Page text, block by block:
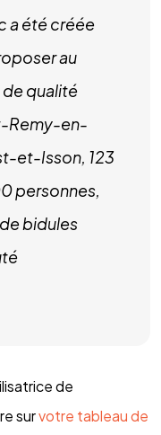
a été créée
au
qualité
Remy-en-
et-Isson, 123
personnes,
bidules
de
survotre tableau de